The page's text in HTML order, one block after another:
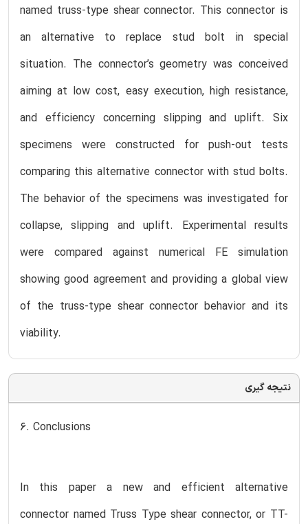
named truss-type shear connector. This connector is
an alternative to replace stud bolt in special
situation. The connector’s geometry was conceived
aiming at low cost, easy execution, high resistance,
and efficiency concerning slipping and uplift. Six
specimens were constructed for push-out tests
comparing this alternative connector with stud bolts.
The behavior of the specimens was investigated for
collapse, slipping and uplift. Experimental results
were compared against numerical FE simulation
showing good agreement and providing a global view
of the truss-type shear connector behavior and its
viability.
نتیجه گیری
6. Conclusions
In this paper a new and efficient alternative
connector named Truss Type shear connector, or TT-